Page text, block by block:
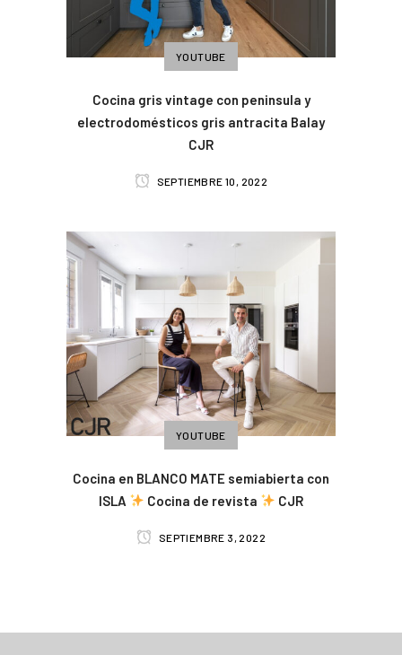
YOUTUBE
Cocina gris vintage con peninsula y
electrodomésticos gris antracita Balay
CJR
SEPTIEMBRE 10, 2022
YOUTUBE
Cocina en BLANCO MATE semiabierta con
ISLA
Cocina de revista CJR
SEPTIEMBRE 3, 2022